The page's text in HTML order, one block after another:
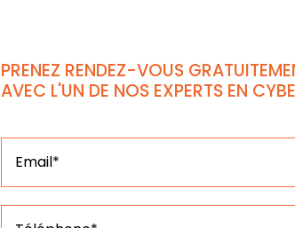
PRENEZ RENDEZ-VOUS
AVEC L'UN DE NOS EXPERTS EN